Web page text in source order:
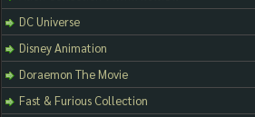
DC Universe
Disney Animation
Doraemon The Movie
Fast & Furious Collection